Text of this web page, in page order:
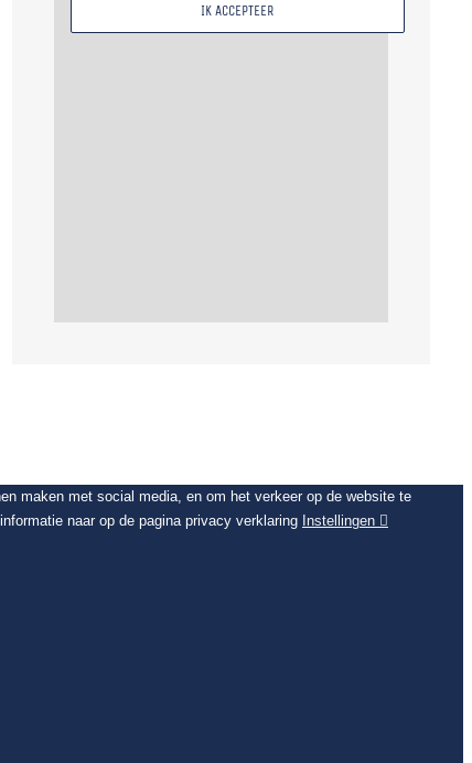
IK ACCEPTEER
maken met social media, en om het verkeer op de website te
naar op de pagina privacy verklaring Instellingen